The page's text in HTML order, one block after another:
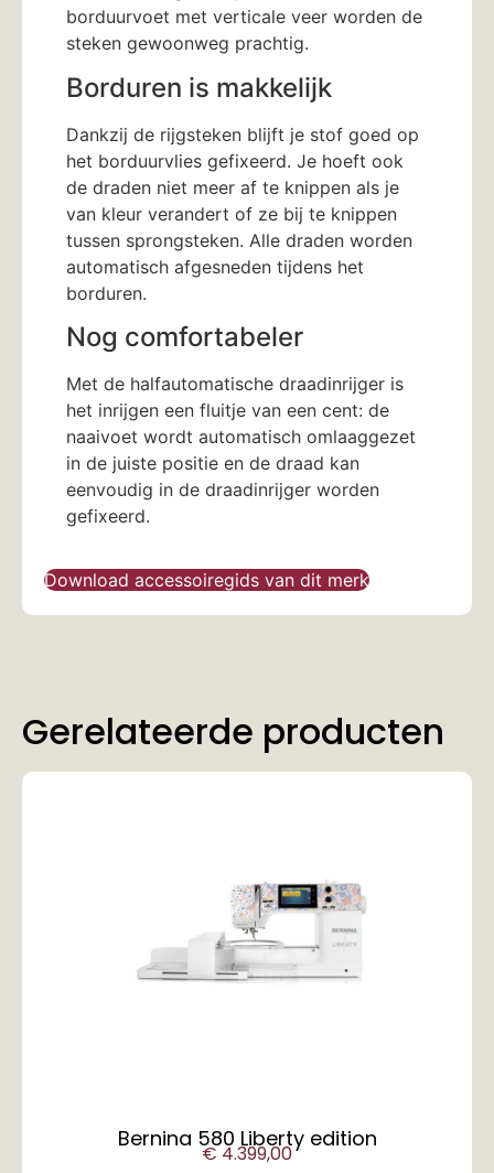
borduurvoet met verticale veer worden de
steken gewoonweg prachtig.
Borduren is makkelijk
Dankzij de rijgsteken blijft je stof goed op
het borduurvlies gefixeerd. Je hoeft ook
de draden niet meer af te knippen als je
van kleur verandert of ze bij te knippen
tussen sprongsteken. Alle draden worden
automatisch afgesneden tijdens het
borduren.
Nog comfortabeler
Met de halfautomatische draadinrijger is
het inrijgen een fluitje van een cent: de
naaivoet wordt automatisch omlaaggezet
in de juiste positie en de draad kan
eenvoudig in de draadinrijger worden
gefixeerd.
Download accessoiregids van dit merk
Gerelateerde producten
Bernina 580 Liberty edition
€4.399,00